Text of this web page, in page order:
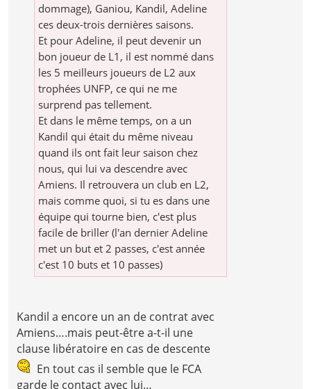
dommage), Ganiou, Kandil, Adeline
ces deux-trois dernières saisons.
Et pour Adeline, il peut devenir un
bon joueur de L1, il est nommé dans
les 5 meilleurs joueurs de L2 aux
trophées UNFP, ce qui ne me
surprend pas tellement.
Et dans le même temps, on a un
Kandil qui était du même niveau
quand ils ont fait leur saison chez
nous, qui lui va descendre avec
Amiens. Il retrouvera un club en L2,
mais comme quoi, si tu es dans une
équipe qui tourne bien, c'est plus
facile de briller (l'an dernier Adeline
met un but et 2 passes, c'est année
c'est 10 buts et 10 passes)
Kandil a encore un an de contrat avec
Amiens….mais peut-être a-t-il une
clause libératoire en cas de descente
En tout cas il semble que le FCA
garde le contact avec lui…